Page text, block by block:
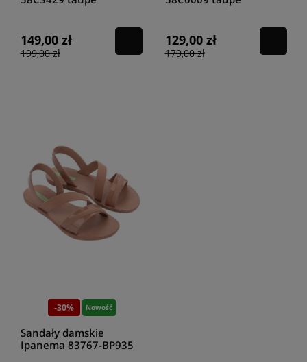
149,00 zł
199,00 zł
129,00 zł
179,00 zł
-30% Nowość
Sandały damskie
Ipanema 83767-BP935